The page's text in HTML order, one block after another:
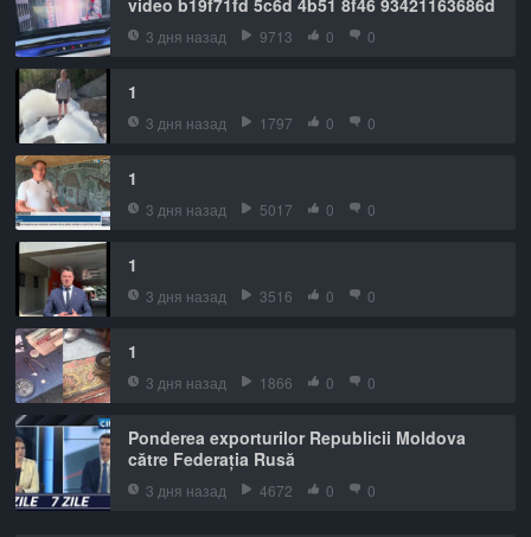
3 дня назад 9713 0 0
1
3 дня назад 1797 0 0
1
3 дня назад 5017 0 0
1
3 дня назад 3516 0 0
1
3 дня назад 1866 0 0
Ponderea exporturilor Republicii Moldova
către Federația Rusă
3 дня назад 4672 0 0